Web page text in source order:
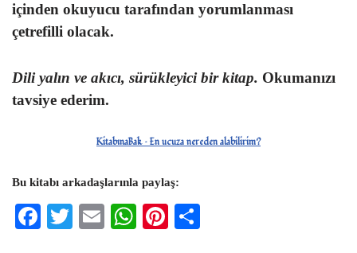
içinden okuyucu tarafından yorumlanması
çetrefilli olacak.
Dili yalın ve akıcı, sürükleyici bir kitap. Okumanızı
tavsiye ederim.
KitabınaBak– En ucuza nereden alabilirim?
Bu kitabı arkadaşlarınla paylaş:
F
T
E
W
Pi